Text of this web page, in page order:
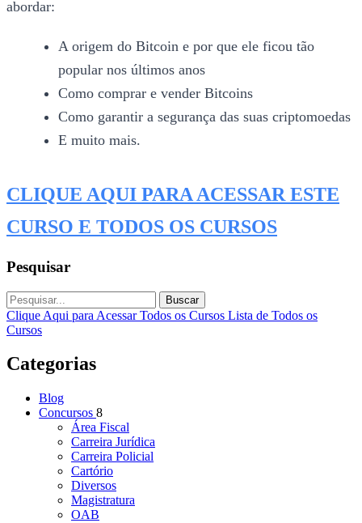
abordar:
A origem do Bitcoin e por que ele ficou tão
popular nos últimos anos
Como comprar e vender Bitcoins
Como garantir a segurança das suas criptomoedas
E muito mais.
CLIQUE AQUI PARA ACESSAR ESTE
CURSO E TODOS OS CURSOS
Pesquisar
Buscar
Clique Aqui para Acessar Todos os Cursos Lista de Todos os
Cursos
Categorias
Blog
Concursos 8
Área Fiscal
Carreira Jurídica
Carreira Policial
Cartório
Diversos
Magistratura
OAB